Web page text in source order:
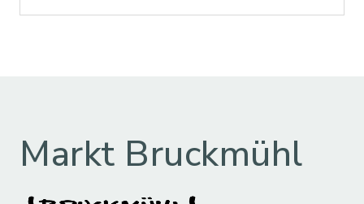
Markt Bruckmühl